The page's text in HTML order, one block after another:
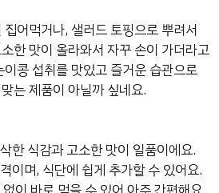
어먹거나, 샐러드 토핑으로 뿌려서
한 맛이 올라와서 자꾸 손이 가더라고
콩 섭취를 맛있고 즐거운 습관으로
는 제품이 아닐까 싶네요.
한 식감과 고소한 맛이 일품이에요.
이며, 식단에 쉽게 추가할 수 있어요.